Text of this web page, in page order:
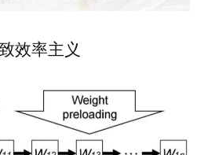
效率主义